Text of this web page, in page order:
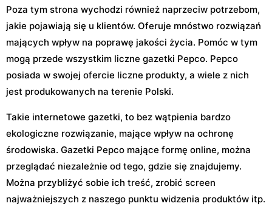
Poza tym strona wychodzi również naprzeciw potrzebom,
jakie pojawiają się u klientów. Oferuje mnóstwo rozwiązań
mających wpływ na poprawę jakości życia. Pomóc w tym
mogą przede wszystkim liczne gazetki Pepco. Pepco
posiada w swojej ofercie liczne produkty, a wiele z nich
jest produkowanych na terenie Polski.
Takie internetowe gazetki, to bez wątpienia bardzo
ekologiczne rozwiązanie, mające wpływ na ochronę
środowiska. Gazetki Pepco mające formę online, można
przeglądać niezależnie od tego, gdzie się znajdujemy.
Można przybliżyć sobie ich treść, zrobić screen
najważniejszych z naszego punktu widzenia produktów itp.